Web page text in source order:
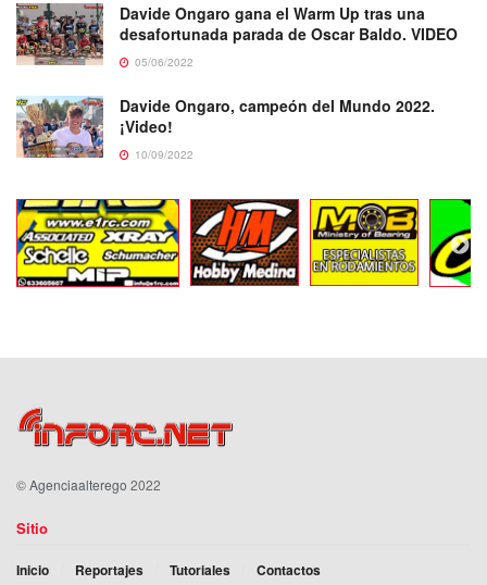
Davide Ongaro gana el Warm Up tras una
desafortunada parada de Oscar Baldo. VIDEO
05/06/2022
Davide Ongaro, campeón del Mundo 2022.
¡Video!
10/09/2022
©Agenciaalterego 2022
Sitio
Inicio Reportajes Tutoriales Contactos